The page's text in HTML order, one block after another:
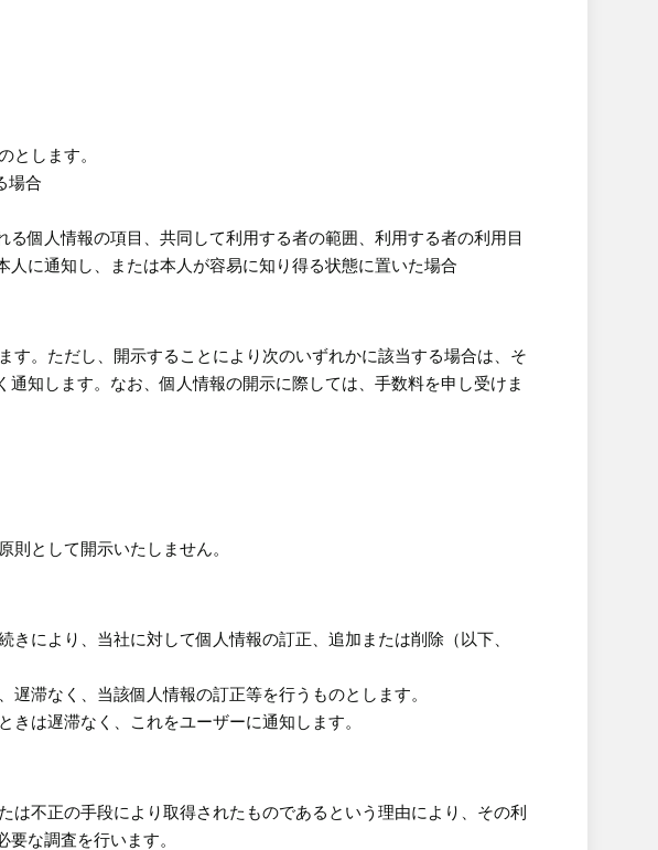
とします。
場合
個人情報の項目、共同して利用する者の範囲、利用する者の利用目
に通知し、または本人が容易に知り得る状態に置いた場合
。ただし、開示することにより次のいずれかに該当する場合は、そ
知します。なお、個人情報の開示に際しては、手数料を申し受けま
として開示いたしません。
により、当社に対して個人情報の訂正、追加または削除（以下、
滞なく、当該個人情報の訂正等を行うものとします。
は遅滞なく、これをユーザーに通知します。
不正の手段により取得されたものであるという理由により、その利
な調査を行います。